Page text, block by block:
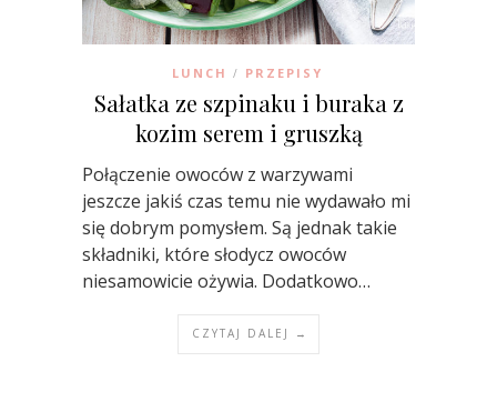
LUNCH / PRZEPISY
Sałatka ze szpinaku i buraka z
kozim serem i gruszką
Połączenie owoców z warzywami
jeszcze jakiś czas temu nie wydawało mi
się dobrym pomysłem. Są jednak takie
składniki, które słodycz owoców
niesamowicie ożywia. Dodatkowo…
CZYTAJ DALEJ →